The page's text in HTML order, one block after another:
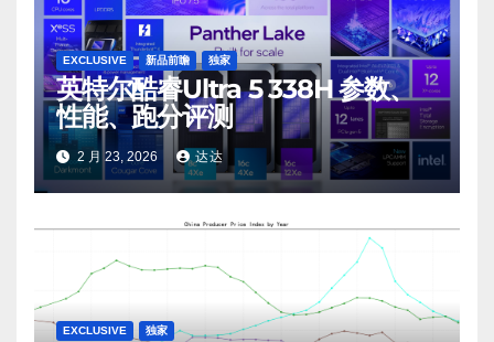
EXCLUSIVE 新品前瞻 独家
英特尔酷睿Ultra 5 338H 参数、
性能、跑分评测
2 月 23, 2026 达达
EXCLUSIVE 独家